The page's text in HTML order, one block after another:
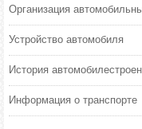
Организация
Устройство автомобиля
История
Информация о транспорте